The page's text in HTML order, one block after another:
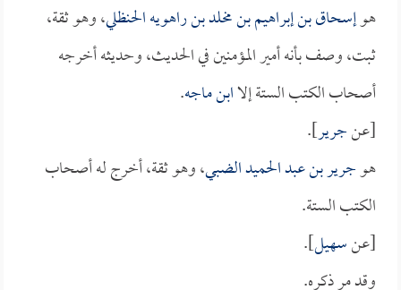
هوإسحاق بن إبراهيم بن مخلد بن راهويه الحنظلي، وهو ثقة،
ثبت، وصف بأنه أمير المؤمنين في الحديث، وحديثه أخرجه
أصحاب الكتب الستة إلاابن ماجه.
[عنجرير].
هوجرير بن عبد الحميد الضبي، وهو ثقة، أخرج له أصحاب
الكتب الستة.
[عنسهيل].
وقد مر ذكره.